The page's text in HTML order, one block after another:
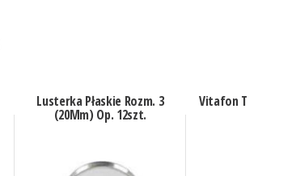
Lusterka Płaskie Rozm. 3
(20Mm) Op. 12szt.
Vitafon T